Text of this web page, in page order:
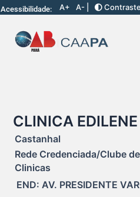
Acessibilidade: A+ A- | Contraste |
CLINICA
Castanhal
Rede Credenciada/Clube
Clinicas
END: AV. PRESIDENTE